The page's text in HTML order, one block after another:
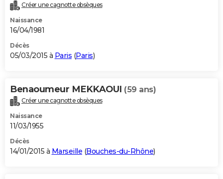
Créer une cagnotte obsèques
Naissance
16/04/1981
Décès
05/03/2015 à Paris (Paris)
Benaoumeur MEKKAOUI (59 ans)
Créer une cagnotte obsèques
Naissance
11/03/1955
Décès
14/01/2015 à Marseille (Bouches-du-Rhône)